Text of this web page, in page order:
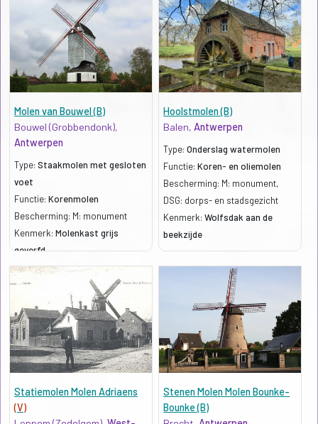
Molen van Bouwel (B)
Bouwel (Grobbendonk),
Antwerpen
Type: Staakmolen met gesloten
voet
Functie: Korenmolen
Bescherming: M: monument
Kenmerk: Molenkast grijs
geverfd
Hoolstmolen (B)
Balen,Antwerpen
Type:Onderslag watermolen
Functie:Koren- en oliemolen
Bescherming: M: monument,
DSG: dorps- en stadsgezicht
Kenmerk:Wolfsdak aan de
beekzijde
Statiemolen Molen Adriaens
(V)
Stenen Molen Molen Bounke-
Bounke (B)